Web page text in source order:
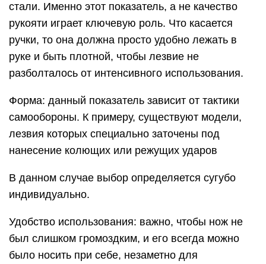
стали. Именно этот показатель, а не качество
рукояти играет ключевую роль. Что касается
ручки, то она должна просто удобно лежать в
руке и быть плотной, чтобы лезвие не
разболталось от интенсивного использования.
Форма: данный показатель зависит от тактики
самообороны. К примеру, существуют модели,
лезвия которых специально заточены под
нанесение колющих или режущих ударов
В данном случае выбор определяется сугубо
индивидуально.
Удобство использования: важно, чтобы нож не
был слишком громоздким, и его всегда можно
было носить при себе, незаметно для